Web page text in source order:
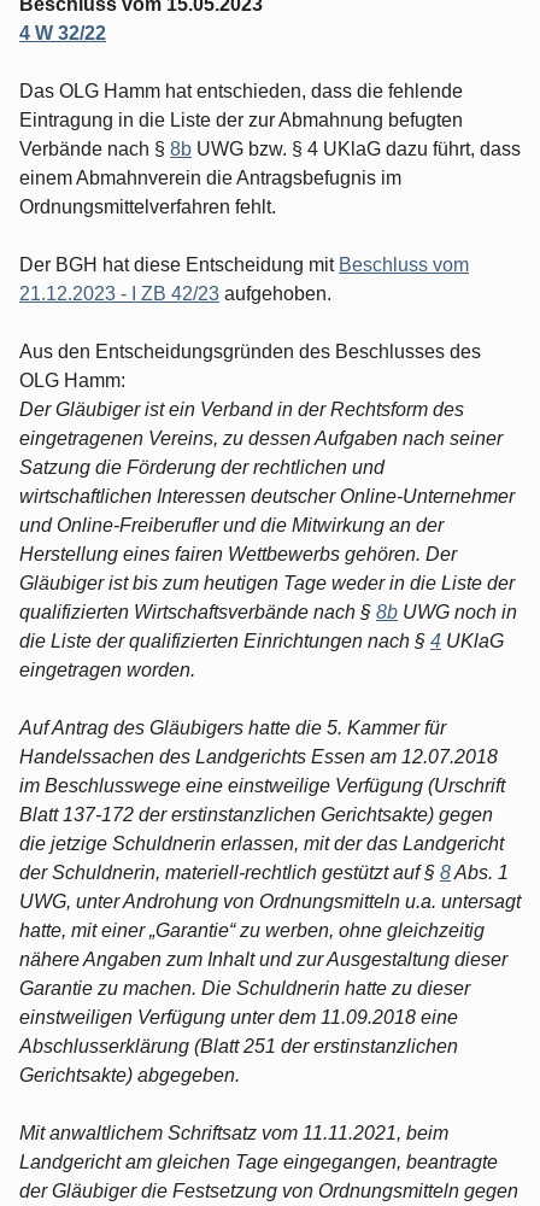
Beschluss vom 15.05.2023
4 W 32/22
Das OLG Hamm hat entschieden, dass die fehlende
Eintragung in die Liste der zur Abmahnung befugten
Verbände nach § 8b UWG bzw. § 4 UKlaG dazu führt, dass
einem Abmahnverein die Antragsbefugnis im
Ordnungsmittelverfahren fehlt.
Der BGH hat diese Entscheidung mit Beschluss vom
21.12.2023 - I ZB 42/23 aufgehoben.
Aus den Entscheidungsgründen des Beschlusses des
OLG Hamm:
Der Gläubiger ist ein Verband in der Rechtsform des
eingetragenen Vereins, zu dessen Aufgaben nach seiner
Satzung die Förderung der rechtlichen und
wirtschaftlichen Interessen deutscher Online-Unternehmer
und Online-Freiberufler und die Mitwirkung an der
Herstellung eines fairen Wettbewerbs gehören. Der
Gläubiger ist bis zum heutigen Tage weder in die Liste der
qualifizierten Wirtschaftsverbände nach § 8b UWG noch in
die Liste der qualifizierten Einrichtungen nach § 4 UKlaG
eingetragen worden.
Auf Antrag des Gläubigers hatte die 5. Kammer für
Handelssachen des Landgerichts Essen am 12.07.2018
im Beschlusswege eine einstweilige Verfügung (Urschrift
Blatt 137-172 der erstinstanzlichen Gerichtsakte) gegen
die jetzige Schuldnerin erlassen, mit der das Landgericht
der Schuldnerin, materiell-rechtlich gestützt auf § 8Abs. 1
UWG, unter Androhung von Ordnungsmitteln u.a. untersagt
hatte, mit einer „Garantie“ zu werben, ohne gleichzeitig
nähere Angaben zum Inhalt und zur Ausgestaltung dieser
Garantie zu machen. Die Schuldnerin hatte zu dieser
einstweiligen Verfügung unter dem 11.09.2018 eine
Abschlusserklärung (Blatt 251 der erstinstanzlichen
Gerichtsakte) abgegeben.
Mit anwaltlichem Schriftsatz vom 11.11.2021, beim
Landgericht am gleichen Tage eingegangen, beantragte
der Gläubiger die Festsetzung von Ordnungsmitteln gegen